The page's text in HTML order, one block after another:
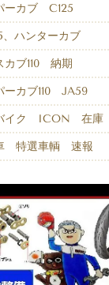
ーカブ C125
、ハンターカブ
カブ110 納期
ーカブ110 JA59
イク ICON 在庫
特選車輌 速報